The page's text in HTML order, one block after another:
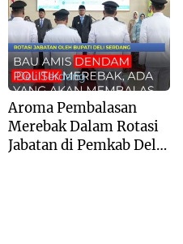
Deli Serdang
Aroma Pembalasan
Merebak Dalam Rotasi
Jabatan di Pemkab Deli